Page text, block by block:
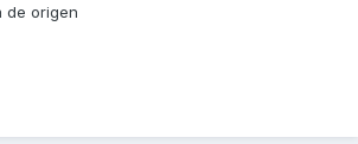
de origen